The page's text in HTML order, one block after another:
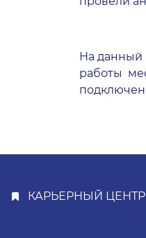
На данный
работы
КАРЬЕРНЫЙ ЦЕНТР